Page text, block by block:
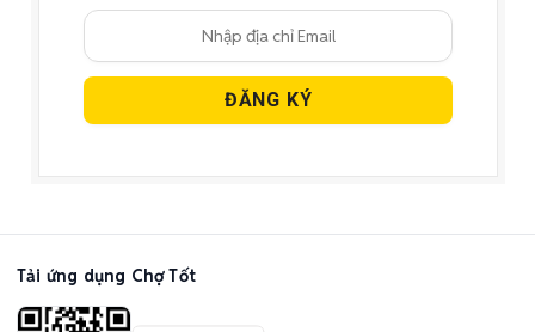
Tải ứng dụng Chợ Tốt